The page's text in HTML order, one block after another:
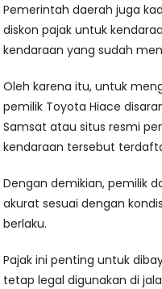
Pemerintah daerah juga
diskon pajak untuk
kendaraan yang sudah
Oleh karena itu, untuk
pemilik Toyota Hiace
Samsat atau situs resmi
kendaraan tersebut
Dengan demikian, pemilik
akurat sesuai dengan
berlaku.
Pajak ini penting untuk
tetap legal digunakan di